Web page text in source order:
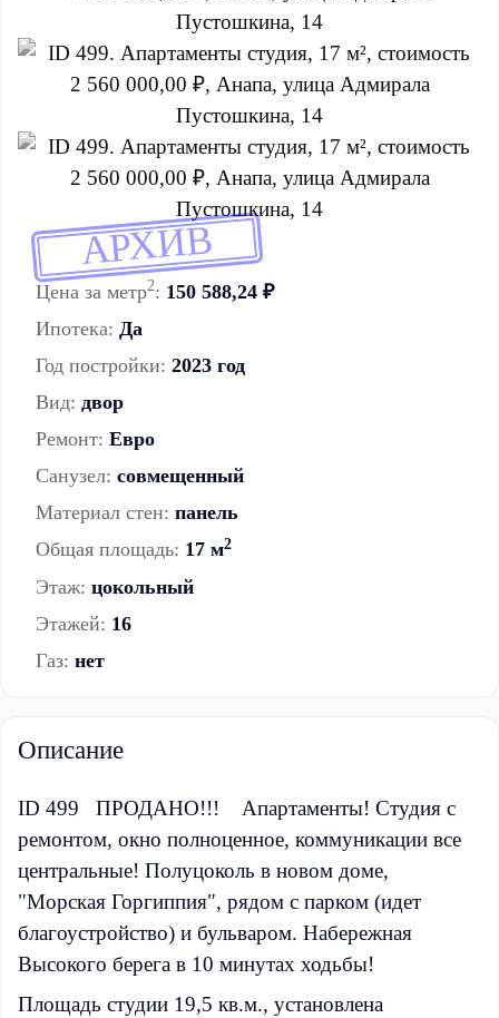
АРХИВ
Цена за метр2: 150 588,24 ₽
Ипотека: Да
Год постройки: 2023 год
Вид: двор
Ремонт: Евро
Санузел: совмещенный
Материал стен: панель
Общая площадь: 17 м2
Этаж: цокольный
Этажей: 16
Газ: нет
Описание
ID 499 ПРОДАНО!!! Апартаменты! Студия с
ремонтом, окно полноценное, коммуникации все
центральные! Полуцоколь в новом доме,
"Морская Горгиппия", рядом с парком (идет
благоустройство) и бульваром. Набережная
Высокого берега в 10 минутах ходьбы!
Площадь студии 19,5 кв.м., установлена